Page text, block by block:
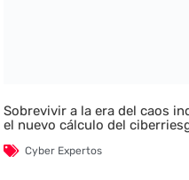
Sobrevivir a la era del caos
el nuevo cálculo del
Cyber Expertos